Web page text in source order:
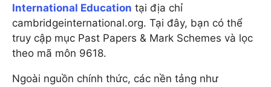
International Education tại địa chỉ
cambridgeinternational.org. Tại đây, bạn có thể
truy cập mục Past Papers & Mark Schemes và lọc
theo mã môn 9618.
Ngoài nguồn chính thức, các nền tảng như